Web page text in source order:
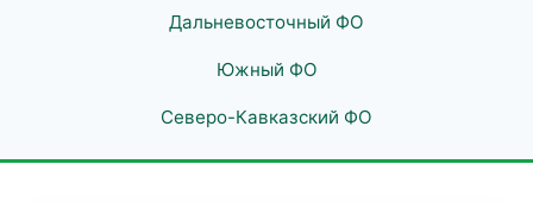
Дальневосточный ФО
Южный ФО
Северо-Кавказский ФО